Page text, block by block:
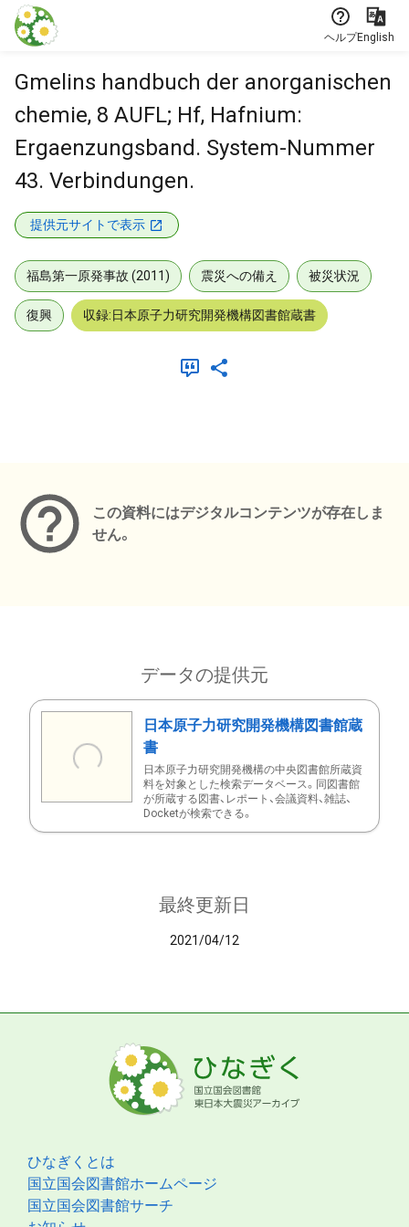
本文に飛ぶ
ヘルプEnglish
Gmelins handbuch der anorganischen
chemie, 8 AUFL; Hf, Hafnium:
Ergaenzungsband. System-Nummer
43. Verbindungen.
提供元サイトで表示
福島第一原発事故 (2011) 震災への備え 被災状況
復興 収録:日本原子力研究開発機構図書館蔵書
この資料にはデジタルコンテンツが存在しま
せん。
データの提供元
日本原子力研究開発機構図書館蔵
書
日本原子力研究開発機構の中央図書館所蔵資
料を対象とした検索データベース。同図書館
が所蔵する図書、レポート、会議資料、雑誌、
Docketが検索できる。
最終更新日
2021/04/12
ひなぎくとは
国立国会図書館ホームページ
国立国会図書館サーチ